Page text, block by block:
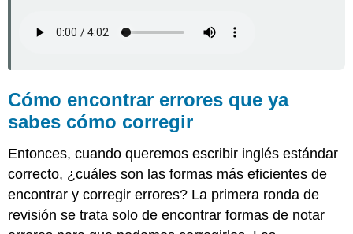
ya
Cómo
encontrar
corregir
errores
de
los
que
aún
Cómo encontrar errores que ya
sabes cómo corregir
Entonces, cuando queremos escribir inglés estándar
correcto, ¿cuáles son las formas más eficientes de
encontrar y corregir errores? La primera ronda de
revisión se trata solo de encontrar formas de notar